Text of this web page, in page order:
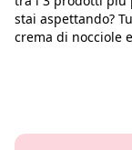
stai aspettando?
crema di nocciole